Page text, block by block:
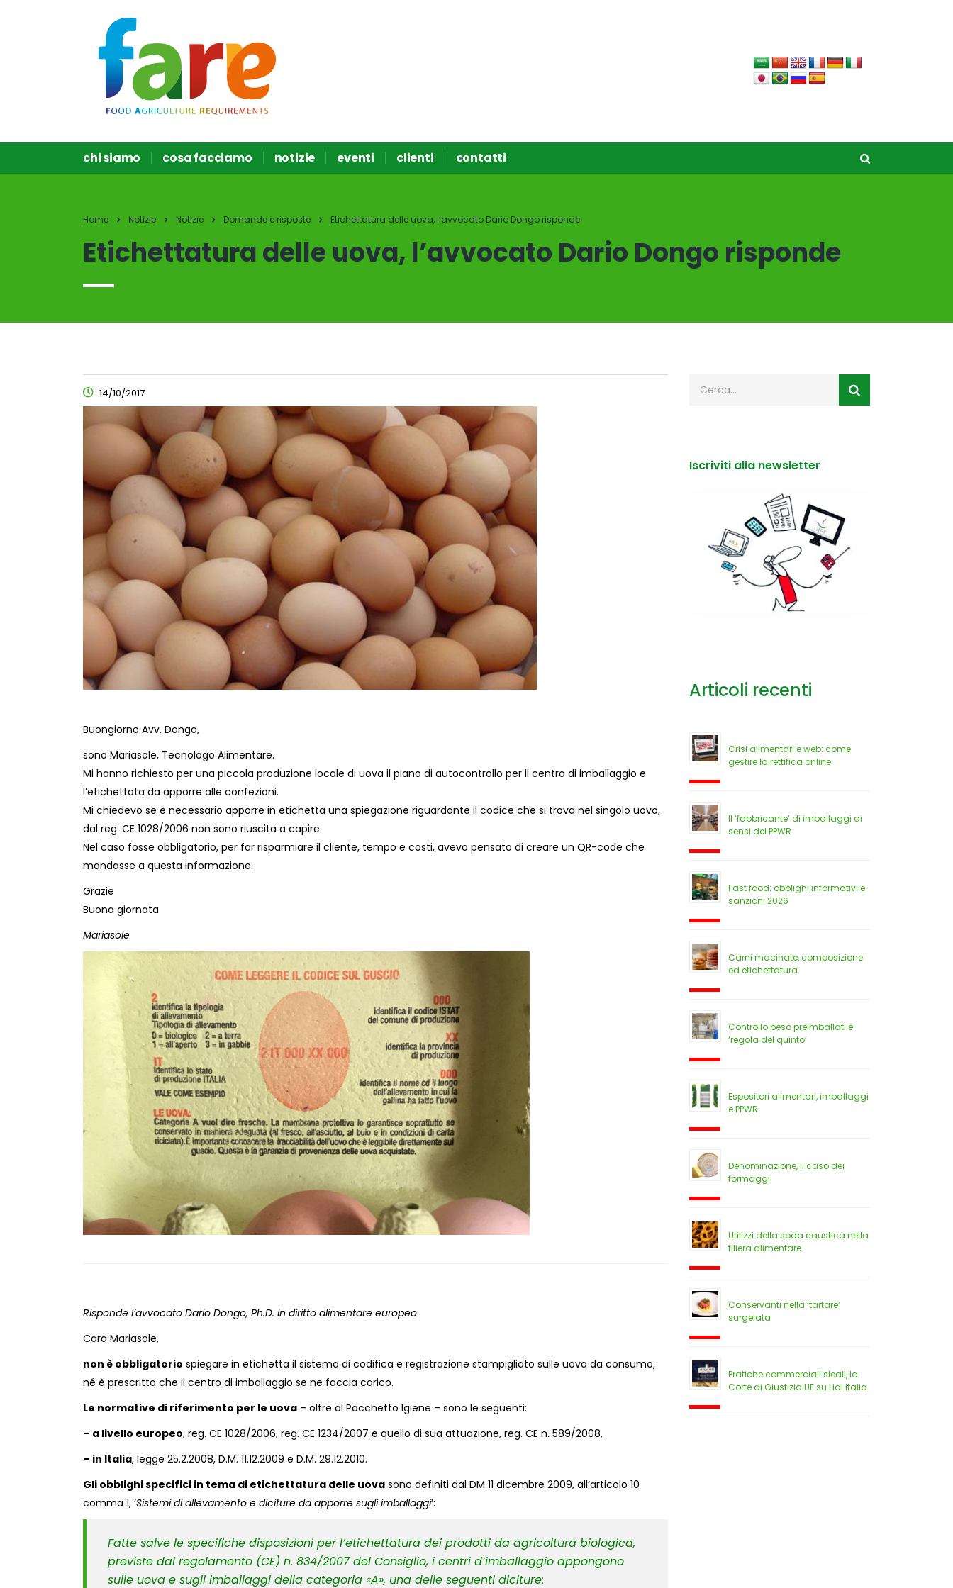
chi siamo cosa facciamo notizie eventi clienti contatti
Home Notizie Notizie Domande e risposte Etichettatura delle uova, l’avvocato Dario Dongo risponde
Etichettatura delle uova, l’avvocato Dario Dongo risponde
14/10/2017
Buongiorno Avv. Dongo,
sono Mariasole, Tecnologo Alimentare.
Mi hanno richiesto per una piccola produzione locale di uova il piano di autocontrollo per il centro di imballaggio e
l’etichettata da apporre alle confezioni.
Mi chiedevo se è necessario apporre in etichetta una spiegazione riguardante il codice che si trova nel singolo uovo,
dal reg. CE 1028/2006 non sono riuscita a capire.
Nel caso fosse obbligatorio, per far risparmiare il cliente, tempo e costi, avevo pensato di creare un QR-code che
mandasse a questa informazione.
Grazie
Buona giornata
Mariasole
Risponde l’avvocato Dario Dongo, Ph.D. in diritto alimentare europeo
Cara Mariasole,
non è obbligatorio spiegare in etichetta il sistema di codifica e registrazione stampigliato sulle uova da consumo,
né è prescritto che il centro di imballaggio se ne faccia carico.
Le normative di riferimento per le uova – oltre al Pacchetto Igiene – sono le seguenti:
– a livello europeo, reg. CE 1028/2006, reg. CE 1234/2007 e quello di sua attuazione, reg. CE n. 589/2008,
– in Italia, legge 25.2.2008, D.M. 11.12.2009 e D.M. 29.12.2010.
Gli obblighi specifici in tema di etichettatura delle uova sono definiti dal DM 11 dicembre 2009, all’articolo 10
comma 1, ‘Sistemi di allevamento e diciture da apporre sugli imballaggi’:
Fatte salve le specifiche disposizioni per l’etichettatura dei prodotti da agricoltura biologica,
previste dal regolamento (CE) n. 834/2007 del Consiglio, i centri d’imballaggio appongono
sulle uova e sugli imballaggi della categoria «A», una delle seguenti diciture:
Iscriviti alla newsletter
Articoli recenti
Crisi alimentari e web: come
gestire la rettifica online
Il ‘fabbricante’ di imballaggi ai
sensi del PPWR
Fast food: obblighi informativi e
sanzioni 2026
Carni macinate, composizione
ed etichettatura
Controllo peso preimballati e
‘regola del quinto’
Espositori alimentari, imballaggi
e PPWR
Denominazione, il caso dei
formaggi
Utilizzi della soda caustica nella
filiera alimentare
Conservanti nella ‘tartare’
surgelata
Pratiche commerciali sleali, la
Corte di Giustizia UE su Lidl Italia